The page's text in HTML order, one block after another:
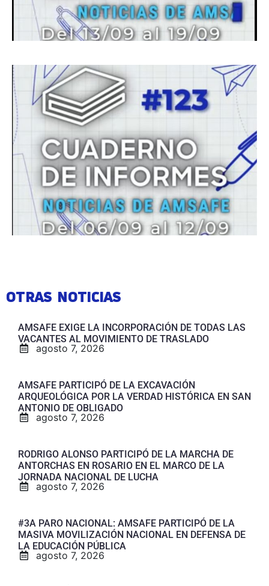
OTRAS NOTICIAS
AMSAFE EXIGE LA INCORPORACIÓN DE TODAS LAS
VACANTES AL MOVIMIENTO DE TRASLADO
agosto 7, 2026
AMSAFE PARTICIPÓ DE LA EXCAVACIÓN
ARQUEOLÓGICA POR LA VERDAD HISTÓRICA EN SAN
ANTONIO DE OBLIGADO
agosto 7, 2026
RODRIGO ALONSO PARTICIPÓ DE LA MARCHA DE
ANTORCHAS EN ROSARIO EN EL MARCO DE LA
JORNADA NACIONAL DE LUCHA
agosto 7, 2026
#3A PARO NACIONAL: AMSAFE PARTICIPÓ DE LA
MASIVA MOVILIZACIÓN NACIONAL EN DEFENSA DE
LA EDUCACIÓN PÚBLICA
agosto 7, 2026